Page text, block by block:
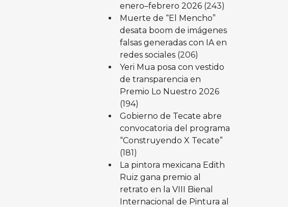
enero–febrero 2026 (243)
Muerte de “El Mencho”
desata boom de imágenes
falsas generadas con IA en
redes sociales (206)
Yeri Mua posa con vestido
de transparencia en
Premio Lo Nuestro 2026
(194)
Gobierno de Tecate abre
convocatoria del programa
“Construyendo X Tecate”
(181)
La pintora mexicana Edith
Ruiz gana premio al
retrato en la VIII Bienal
Internacional de Pintura al